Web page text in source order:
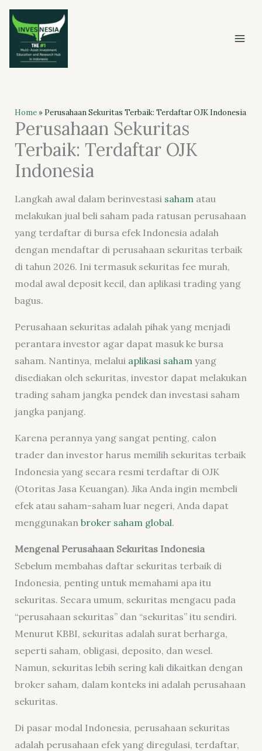
Skip
content
Home» Perusahaan Sekuritas Terbaik: Terdaftar OJK Indonesia
Perusahaan Sekuritas
Terbaik: Terdaftar OJK
Indonesia
Langkah awal dalam berinvestasi sahamatau
melakukan jual beli saham pada ratusan perusahaan
yang terdaftar di bursa efek Indonesia adalah
dengan mendaftar di perusahaan sekuritas terbaik
di tahun 2026. Ini termasuk sekuritas fee murah,
modal awal deposit kecil, dan aplikasi trading yang
bagus.
Perusahaan sekuritas adalah pihak yang menjadi
perantara investor agar dapat masuk ke bursa
saham. Nantinya, melalui aplikasi sahamyang
disediakan oleh sekuritas, investor dapat melakukan
trading saham jangka pendek dan investasi saham
jangka panjang.
Karena perannya yang sangat penting, calon
trader dan investor harus memilih sekuritas terbaik
Indonesia yang secara resmi terdaftar di OJK
(Otoritas Jasa Keuangan). Jika Anda ingin membeli
efek atau saham-saham luar negeri, Anda dapat
menggunakan broker saham global.
Mengenal Perusahaan Sekuritas Indonesia
Sebelum membahas daftar sekuritas terbaik di
Indonesia, penting untuk memahami apa itu
sekuritas. Secara umum, sekuritas mengacu pada
“perusahaan sekuritas” dan “sekuritas” itu sendiri.
Menurut KBBI, sekuritas adalah surat berharga,
seperti saham, obligasi, deposito, dan wesel.
Namun, sekuritas lebih sering kali dikaitkan dengan
broker saham, dalam konteks ini adalah perusahaan
sekuritas.
Di pasar modal Indonesia, perusahaan sekuritas
adalah perusahaan efek yang diregulasi, terdaftar,